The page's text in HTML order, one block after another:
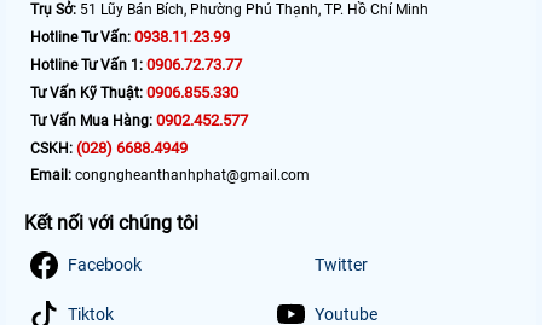
Trụ Sở: 51 Lũy Bán Bích, Phường Phú Thạnh, TP. Hồ Chí Minh
Hotline Tư Vấn: 0938.11.23.99
Hotline Tư Vấn 1: 0906.72.73.77
Tư Vấn Kỹ Thuật: 0906.855.330
Tư Vấn Mua Hàng: 0902.452.577
CSKH: (028) 6688.4949
Email: congngheanthanhphat@gmail.com
Kết nối với chúng tôi
Facebook Twitter
Tiktok Youtube